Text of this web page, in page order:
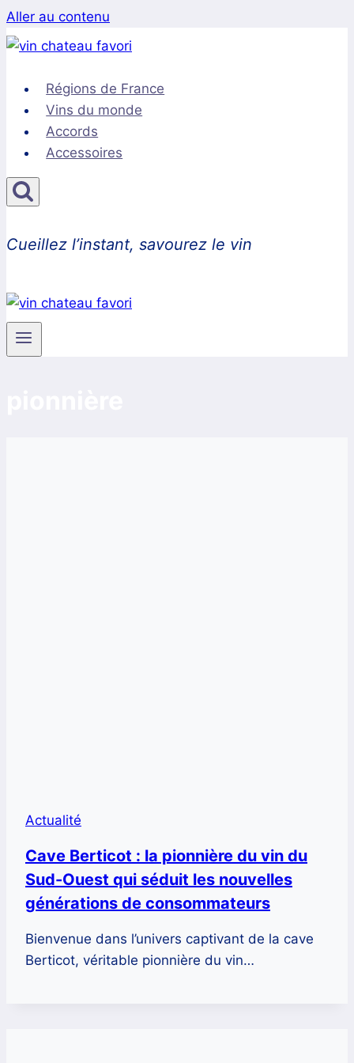
Aller au contenu
Régions de France
Vins du monde
Accords
Accessoires
Cueillez l’instant, savourez le vin
Actualité
Cave Berticot : la pionnière du vin du
Sud-Ouest qui séduit les nouvelles
générations de consommateurs
Bienvenue dans l’univers captivant de la cave
Berticot, véritable pionnière du vin…